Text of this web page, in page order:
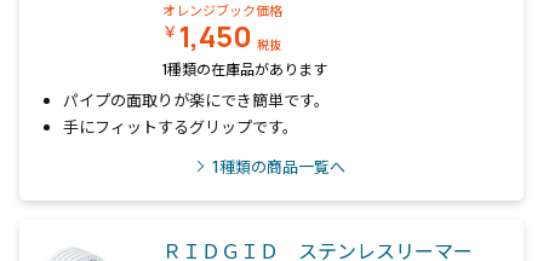
オレンジブック価格
￥ 1,450 税抜
1種類の在庫品があります
パイプの面取りが楽にでき簡単です。
手にフィットするグリップです。
1種類の商品一覧へ
ＲＩＤＧＩＤ ステンレスリーマー